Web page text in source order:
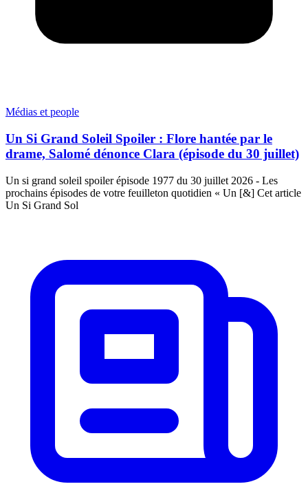
Médias et people
Un Si Grand Soleil Spoiler : Flore hantée par le
drame, Salomé dénonce Clara (épisode du 30 juillet)
Un si grand soleil spoiler épisode 1977 du 30 juillet 2026 - Les
prochains épisodes de votre feuilleton quotidien « Un [&] Cet article
Un Si Grand Sol